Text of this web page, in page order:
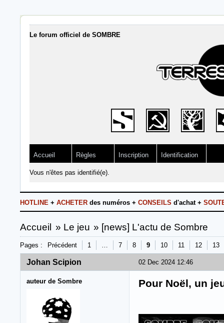
Le forum officiel de SOMBRE
Accueil Règles Inscription Identification
Vous n'êtes pas identifié(e).
HOTLINE + ACHETER des numéros + CONSEILS d'achat +
Accueil » Le jeu » [news] L'actu de Sombre
Pages : Précédent 1 … 7 8 9 10 11 12 13
02 Dec 2024 12:46
Johan Scipion
auteur de Sombre Pour Noël, un